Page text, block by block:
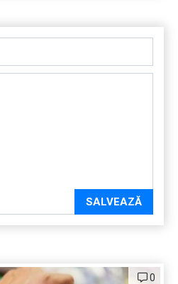
SALVEAZĂ
0